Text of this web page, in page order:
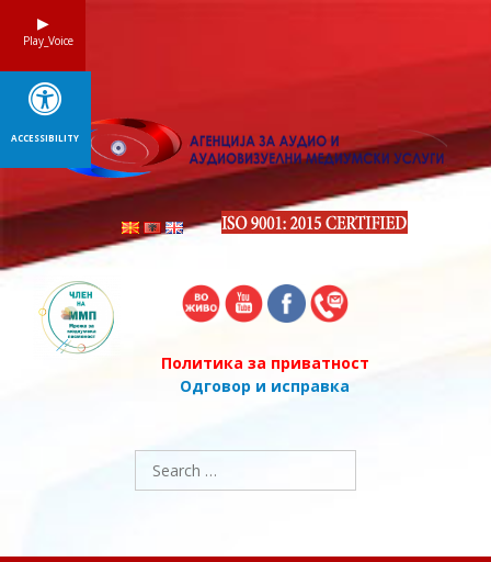
Политика за приватност
Одговор и исправка
Search
for:
Play_Voice
ACCESSIBILITY